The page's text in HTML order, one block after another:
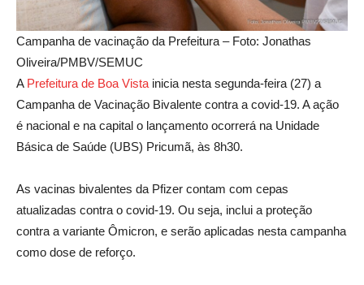
Campanha de vacinação da Prefeitura – Foto: Jonathas
Oliveira/PMBV/SEMUC
A Prefeitura de Boa Vista inicia nesta segunda-feira (27) a
Campanha de Vacinação Bivalente contra a covid-19. A ação
é nacional e na capital o lançamento ocorrerá na Unidade
Básica de Saúde (UBS) Pricumã, às 8h30.
As vacinas bivalentes da Pfizer contam com cepas
atualizadas contra o covid-19. Ou seja, inclui a proteção
contra a variante Ômicron, e serão aplicadas nesta campanha
como dose de reforço.